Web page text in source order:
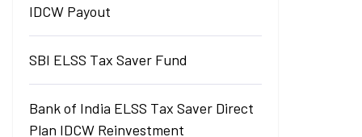
IDCW Payout
SBI ELSS Tax Saver Fund
Bank of India ELSS Tax Saver Direct
Plan IDCW Reinvestment